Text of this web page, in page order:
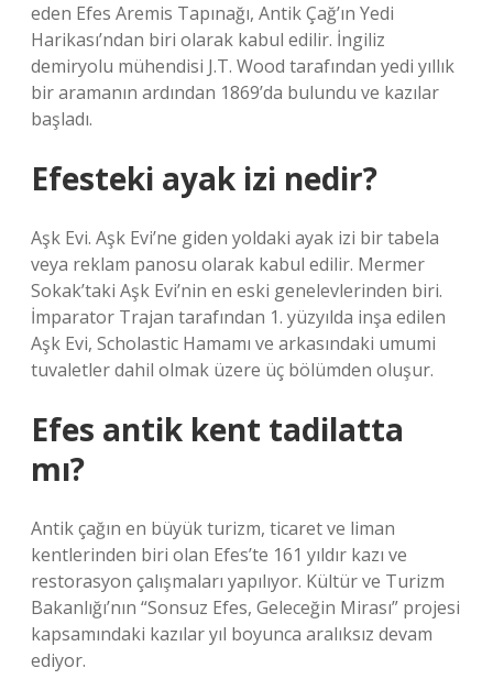
eden Efes Aremis Tapınağı, Antik Çağ’ın Yedi
Harikası’ndan biri olarak kabul edilir. İngiliz
demiryolu mühendisi J.T. Wood tarafından yedi yıllık
bir aramanın ardından 1869’da bulundu ve kazılar
başladı.
Efesteki ayak izi nedir?
Aşk Evi. Aşk Evi’ne giden yoldaki ayak izi bir tabela
veya reklam panosu olarak kabul edilir. Mermer
Sokak’taki Aşk Evi’nin en eski genelevlerinden biri.
İmparator Trajan tarafından 1. yüzyılda inşa edilen
Aşk Evi, Scholastic Hamamı ve arkasındaki umumi
tuvaletler dahil olmak üzere üç bölümden oluşur.
Efes antik kent tadilatta
mı?
Antik çağın en büyük turizm, ticaret ve liman
kentlerinden biri olan Efes’te 161 yıldır kazı ve
restorasyon çalışmaları yapılıyor. Kültür ve Turizm
Bakanlığı’nın “Sonsuz Efes, Geleceğin Mirası” projesi
kapsamındaki kazılar yıl boyunca aralıksız devam
ediyor.